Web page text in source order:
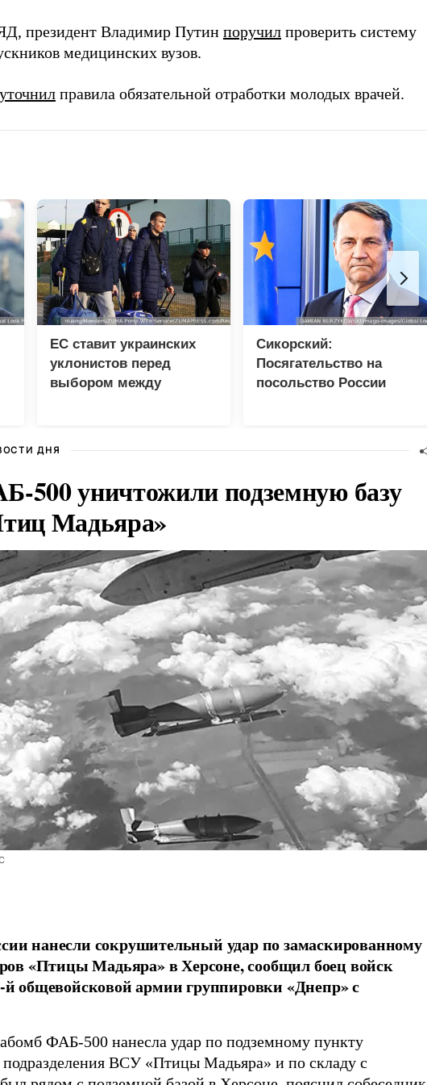
президент Владимир Путин поручил проверить систему
медицинских вузов.
уточнил правила обязательной отработки молодых врачей.
ЕС ставит украинских
уклонистов перед
выбором между
Сикорский:
Посягательство на
посольство России
ДНЯ
500 уничтожили подземную базу
Мадьяра»
нанесли сокрушительный удар по замаскированному
«Птицы Мадьяра» в Херсоне, сообщил боец войск
й общевойсковой армии группировки «Днепр» с
ФАБ-500 нанесла удар по подземному пункту
ВСУ «Птицы Мадьяра» и по складу с